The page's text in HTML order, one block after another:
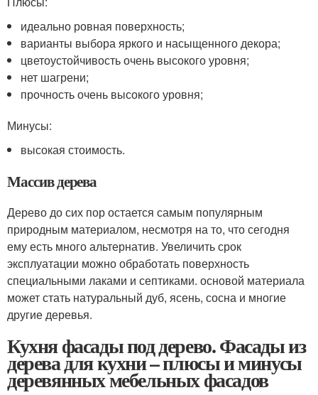
идеально ровная поверхность;
варианты выбора яркого и насыщенного декора;
цветоустойчивость очень высокого уровня;
нет шагрени;
прочность очень высокого уровня;
Минусы:
высокая стоимость.
Массив дерева
Дерево до сих пор остается самым популярным
природным материалом, несмотря на то, что сегодня
ему есть много альтернатив. Увеличить срок
эксплуатации можно обработать поверхность
специальными лаками и септиками. основой материала
может стать натуральный дуб, ясень, сосна и многие
другие деревья.
Кухня фасады под дерево. Фасады из
дерева для кухни – плюсы и минусы
деревянных мебельных фасадов